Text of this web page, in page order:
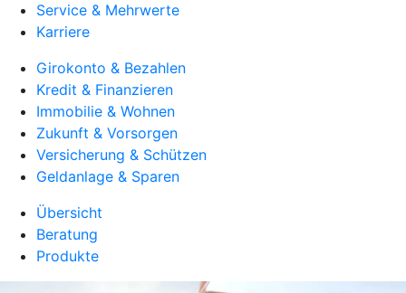
Service & Mehrwerte
Karriere
Girokonto & Bezahlen
Kredit & Finanzieren
Immobilie & Wohnen
Zukunft & Vorsorgen
Versicherung & Schützen
Geldanlage & Sparen
Übersicht
Beratung
Produkte